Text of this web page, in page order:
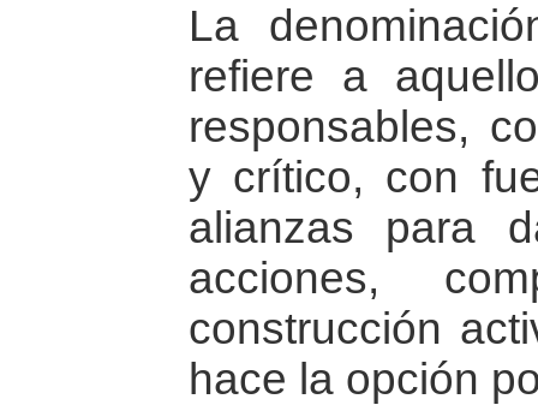
La
refiere a
responsables,
y crítico, con
alianzas para
acciones,
construcción
hace la opción